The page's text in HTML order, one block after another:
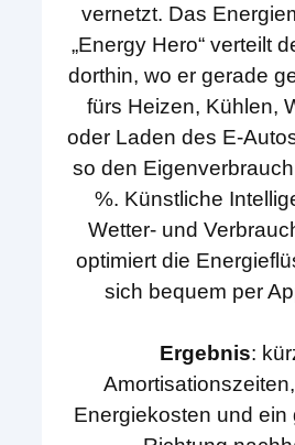
vernetzt. Das
„Energy Hero“ verteilt
dorthin, wo er gerade
fürs Heizen, Kühlen,
oder Laden des E-
so den
%. Künstliche
Wetter- und
optimiert die
sich bequem per
Ergebnis:
Energiekosten und ein